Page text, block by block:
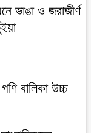
ভাঙা ও জরাজীর্ণ
বালিকা উচ্চ